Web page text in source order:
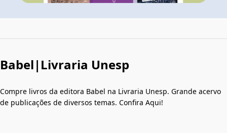
Babel|Livraria Unesp
Compre livros da editora Babel na Livraria Unesp. Grande acervo
de publicações de diversos temas. Confira Aqui!